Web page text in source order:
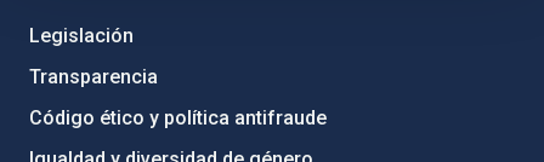
Legislación
Transparencia
Código ético y política antifraude